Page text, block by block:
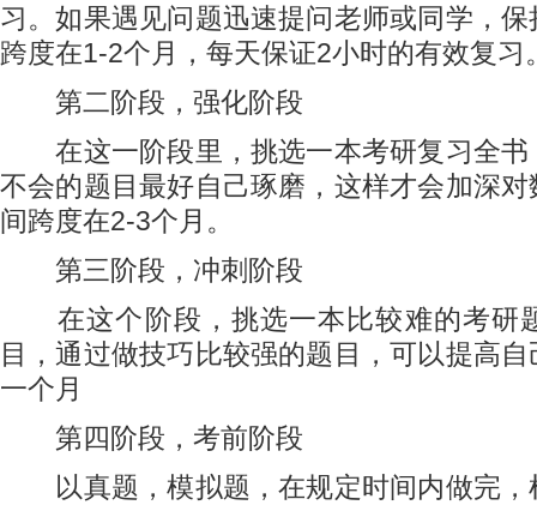
习。如果遇见问题迅速提问老师或同学，
跨度在1-2个月，每天保证2小时的有效复习
第二阶段，强化阶段
在这一阶段里，挑选一本考研复习全书
不会的题目最好自己琢磨，这样才会加深
间跨度在2-3个月。
第三阶段，冲刺阶段
在这个阶段，挑选一本比较难的考研
目，通过做技巧比较强的题目，可以提高
一个月
第四阶段，考前阶段
以真题，模拟题，在规定时间内做完，